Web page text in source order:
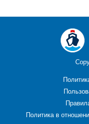
Политика в